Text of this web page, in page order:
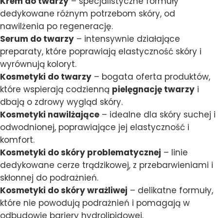
dedykowane różnym potrzebom skóry, od
nawilżenia po regenerację.
Serum do twarzy – intensywnie działające
preparaty, które poprawiają elastyczność skóry i
wyrównują koloryt.
Kosmetyki do twarzy – bogata oferta produktów,
które wspierają codzienną pielęgnację twarzy i
dbają o zdrowy wygląd skóry.
Kosmetyki nawilżające – idealne dla skóry suchej i
odwodnionej, poprawiające jej elastyczność i
komfort.
Kosmetyki do skóry problematycznej – linie
dedykowane cerze trądzikowej, z przebarwieniami i
skłonnej do podrażnień.
Kosmetyki do skóry wrażliwej – delikatne formuły,
które nie powodują podrażnień i pomagają w
odbudowie bariery hydrolipidowej.